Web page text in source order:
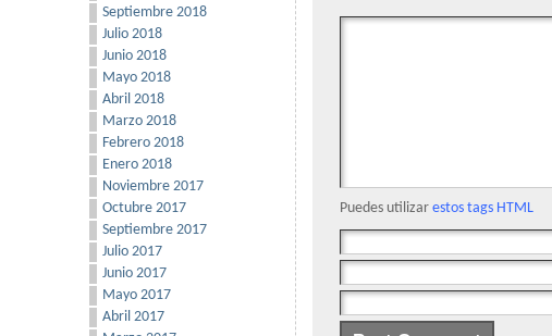
Septiembre 2018
Julio 2018
Junio 2018
Mayo 2018
Abril 2018
Marzo 2018
Febrero 2018
Enero 2018
Noviembre 2017
Octubre 2017
Septiembre 2017
Julio 2017
Junio 2017
Mayo 2017
Abril 2017
Puedes utilizar estos tags HTML